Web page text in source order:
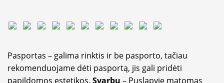
Pasportas – galima rinktis ir be pasporto, tačiau
rekomenduojame dėti pasportą, jis gali pridėti
papildomos estetikos. Svarbu – Puslapyje matomas